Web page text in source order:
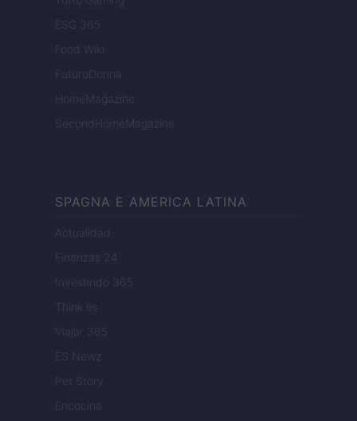
ESG 365
Food Wiki
FuturoDonna
HomeMagazine
SecondHomeMagazine
SPAGNA E AMERICA LATINA
Actualidad
Finanzas 24
Investindo 365
Think.es
Viajar 365
ES Newz
Pet Story
Encocina